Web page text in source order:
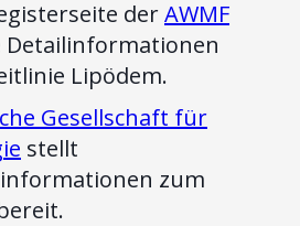
derAWMF
Detailinformationen
Lipödem.
Gesellschaft für
stellt
zum